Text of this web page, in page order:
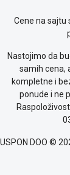
Cene na sajtu
Nastojimo da
samih cena,
kompletne i
ponude i ne
USPON DOO ©